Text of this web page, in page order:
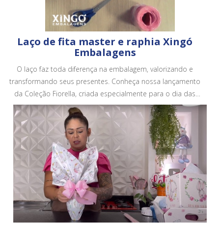
Laço de fita master e raphia Xingó
Embalagens
O laço faz toda diferença na embalagem, valorizando e
transformando seus presentes. Conheça nossa lançamento
da Coleção Fiorella, criada especialmente para o dia das
mães. Conheça todos os nossos produtos em no site.